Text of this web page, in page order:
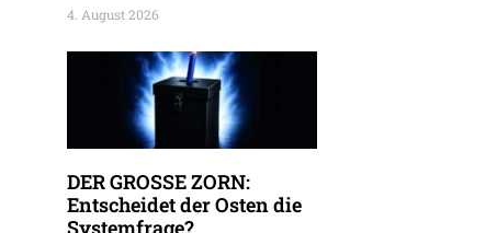
4. August 2026
DER GROSSE ZORN:
Entscheidet der Osten die
Systemfrage?